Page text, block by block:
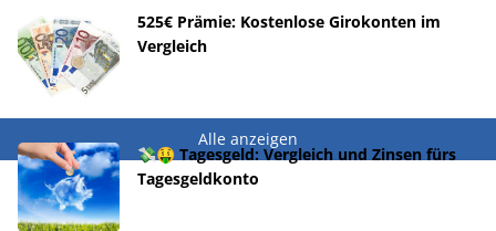
525€ Prämie: Kostenlose Girokonten im
Vergleich
Alle anzeigen
💸🤑 Tagesgeld: Vergleich und Zinsen fürs
Tagesgeldkonto